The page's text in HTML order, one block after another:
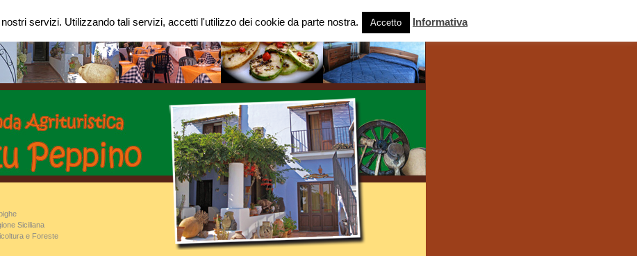
Siciliana
e Foreste
servizi. Utilizzando tali servizi, accetti l'utilizzo dei cookie da parte nostra. Accetto Informativa